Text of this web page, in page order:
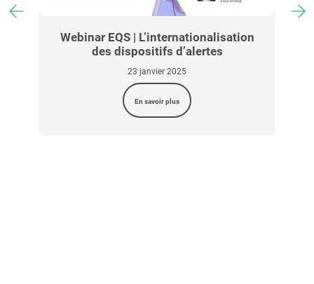
Webinar EQS | L’internationalisation
des dispositifs d’alertes
23 janvier 2025
En savoir plus